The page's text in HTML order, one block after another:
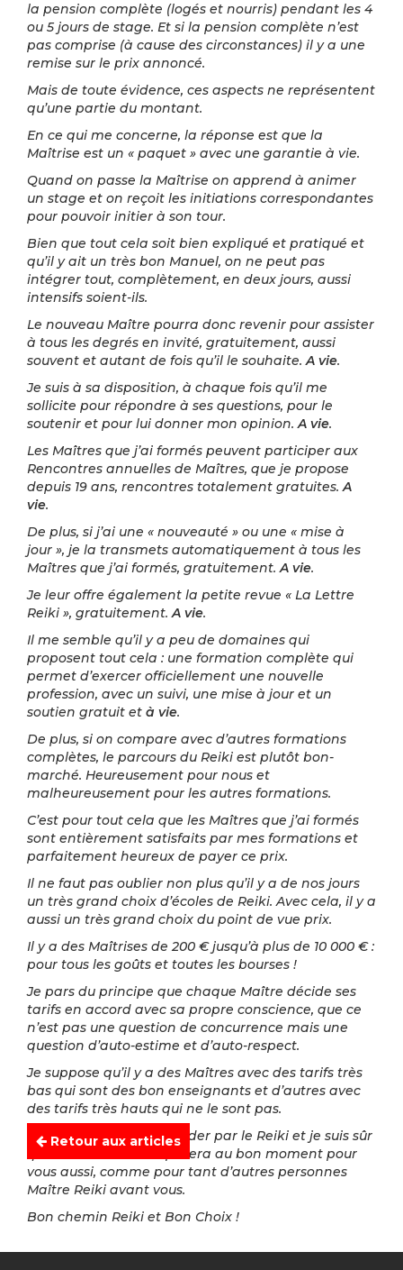
Retour aux articles
la pension complète (logés et nourris) pendant les 4
ou 5 jours de stage. Et si la pension complète n’est
pas comprise (à cause des circonstances) il y a une
remise sur le prix annoncé.
Mais de toute évidence, ces aspects ne représentent
qu’une partie du montant.
En ce qui me concerne, la réponse est que la
Maîtrise est un « paquet » avec une garantie à vie.
Quand on passe la Maîtrise on apprend à animer
un stage et on reçoit les initiations correspondantes
pour pouvoir initier à son tour.
Bien que tout cela soit bien expliqué et pratiqué et
qu’il y ait un très bon Manuel, on ne peut pas
intégrer tout, complètement, en deux jours, aussi
intensifs soient-ils.
Le nouveau Maître pourra donc revenir pour assister
à tous les degrés en invité, gratuitement, aussi
souvent et autant de fois qu’il le souhaite.A vie.
Je suis à sa disposition, à chaque fois qu’il me
sollicite pour répondre à ses questions, pour le
soutenir et pour lui donner mon opinion.A vie.
Les Maîtres que j’ai formés peuvent participer aux
Rencontres annuelles de Maîtres, que je propose
depuis 19 ans, rencontres totalement gratuites.A
vie.
De plus, si j’ai une « nouveauté » ou une « mise à
jour », je la transmets automatiquement à tous les
Maîtres que j’ai formés, gratuitement.A vie.
Je leur offre également la petite revue « La Lettre
Reiki », gratuitement.A vie.
Il me semble qu’il y a peu de domaines qui
proposent tout cela : une formation complète qui
permet d’exercer officiellement une nouvelle
profession, avec un suivi, une mise à jour et un
soutien gratuit et à vie.
De plus, si on compare avec d’autres formations
complètes, le parcours du Reiki est plutôt bon-
marché. Heureusement pour nous et
malheureusement pour les autres formations.
C’est pour tout cela que les Maîtres que j’ai formés
sont entièrement satisfaits par mes formations et
parfaitement heureux de payer ce prix.
Il ne faut pas oublier non plus qu’il y a de nos jours
un très grand choix d’écoles de Reiki. Avec cela, il y a
aussi un très grand choix du point de vue prix.
Il y a des Maîtrises de 200 € jusqu’à plus de 10 000 € :
pour tous les goûts et toutes les bourses !
Je pars du principe que chaque Maître décide ses
tarifs en accord avec sa propre conscience, que ce
n’est pas une question de concurrence mais une
question d’auto-estime et d’auto-respect.
Je suppose qu’il y a des Maîtres avec des tarifs très
bas qui sont des bon enseignants et d’autres avec
des tarifs très hauts qui ne le sont pas.
Il suffira de se laisser guider par le Reiki et je suis sûr
que le bon choix s’imposera au bon moment pour
vous aussi, comme pour tant d’autres personnes
Maître Reiki avant vous.
Bon chemin Reiki et Bon Choix !